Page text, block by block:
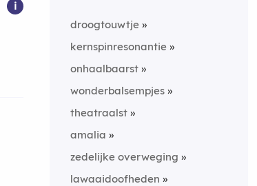
i
droogtouwtje
kernspinresonantie
onhaalbaarst
wonderbalsempjes
theatraalst
amalia
zedelijke overweging
lawaaidoofheden